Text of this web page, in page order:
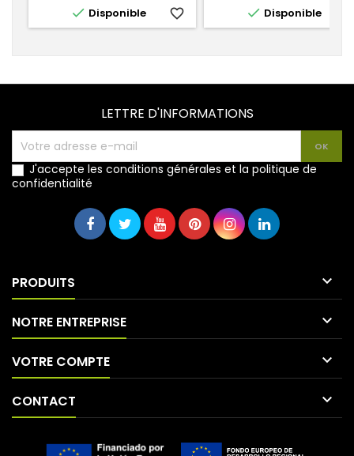
 Disponible favorite_border  Disponible
LETTRE D'INFORMATIONS
J'accepte les conditions générales et la politique de
confidentialité
PRODUITS 
NOTRE ENTREPRISE 
VOTRE COMPTE 
CONTACT 